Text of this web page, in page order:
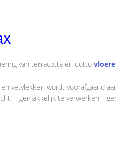
van terracotta en cotto
vetvlekken wordt voorafgaand
– gemakkelijk te verwerken –